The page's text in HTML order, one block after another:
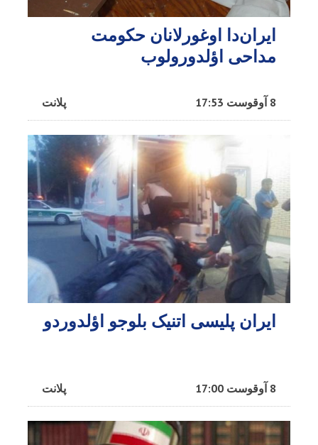
ایران‌دا اوغورلانان حکومت
مداحی اؤلدورولوب
پلانت 8 آوقوست 17:53
ایران پلیسی اتنیک بلوجو اؤلدوردو
پلانت 8 آوقوست 17:00